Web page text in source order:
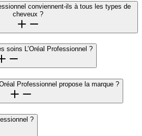
conviennent-ils à tous les types de
cheveux ?
soins L’Oréal Professionnel ?
Professionnel propose la marque ?
?